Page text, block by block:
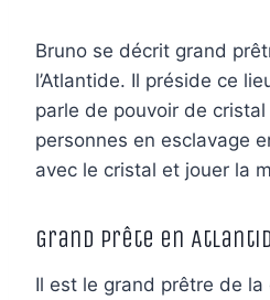
Bruno se décrit grand
l’Atlantide. Il préside ce
parle de pouvoir de
personnes en esclavage
avec le cristal et jouer la
Grand prête en
Il est le grand prêtre de la